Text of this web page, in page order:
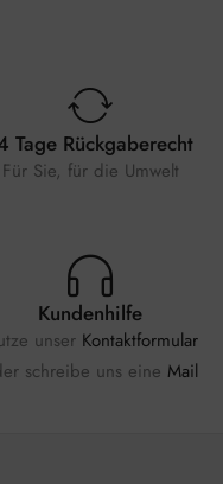
Tage Rückgaberecht
Für Sie, für die Umwelt
Kundenhilfe
unser Kontaktformular
schreibe uns eine Mail